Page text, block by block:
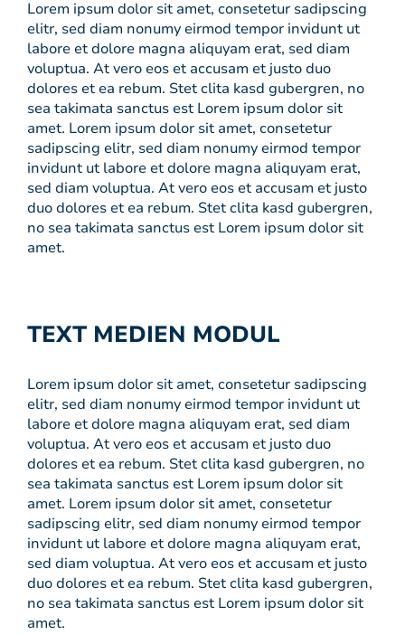
Lorem ipsum dolor sit amet, consetetur sadipscing
elitr, sed diam nonumy eirmod tempor invidunt ut
labore et dolore magna aliquyam erat, sed diam
voluptua. At vero eos et accusam et justo duo
dolores et ea rebum. Stet clita kasd gubergren, no
sea takimata sanctus est Lorem ipsum dolor sit
amet. Lorem ipsum dolor sit amet, consetetur
sadipscing elitr, sed diam nonumy eirmod tempor
invidunt ut labore et dolore magna aliquyam erat,
sed diam voluptua. At vero eos et accusam et justo
duo dolores et ea rebum. Stet clita kasd gubergren,
no sea takimata sanctus est Lorem ipsum dolor sit
amet.
TEXT MEDIEN MODUL
Lorem ipsum dolor sit amet, consetetur sadipscing
elitr, sed diam nonumy eirmod tempor invidunt ut
labore et dolore magna aliquyam erat, sed diam
voluptua. At vero eos et accusam et justo duo
dolores et ea rebum. Stet clita kasd gubergren, no
sea takimata sanctus est Lorem ipsum dolor sit
amet. Lorem ipsum dolor sit amet, consetetur
sadipscing elitr, sed diam nonumy eirmod tempor
invidunt ut labore et dolore magna aliquyam erat,
sed diam voluptua. At vero eos et accusam et justo
duo dolores et ea rebum. Stet clita kasd gubergren,
no sea takimata sanctus est Lorem ipsum dolor sit
amet.